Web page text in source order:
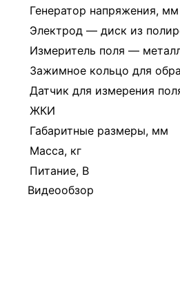
Генератор напряжения, мм
Электрод — диск из
Измеритель поля —
Зажимное кольцо для
Датчик для измерения
ЖКИ
Габаритные размеры, мм
Масса, кг
Питание, В
Видеообзор